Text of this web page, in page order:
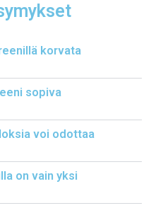
korvata
sopiva
voi odottaa
on vain yksi